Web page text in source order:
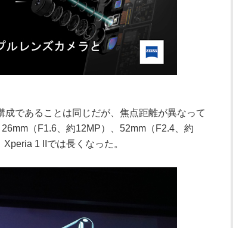
であることは同じだが、焦点距離が異なって
（F1.6、約12MP）、52mm（F2.4、約
1 IIでは長くなった。